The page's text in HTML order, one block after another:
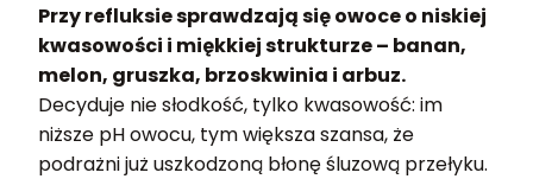
Przy refluksie sprawdzają się owoce o niskiej
kwasowości i miękkiej strukturze – banan,
melon, gruszka, brzoskwinia i arbuz.
Decyduje nie słodkość, tylko kwasowość: im
niższe pH owocu, tym większa szansa, że
podrażni już uszkodzoną błonę śluzową przełyku.